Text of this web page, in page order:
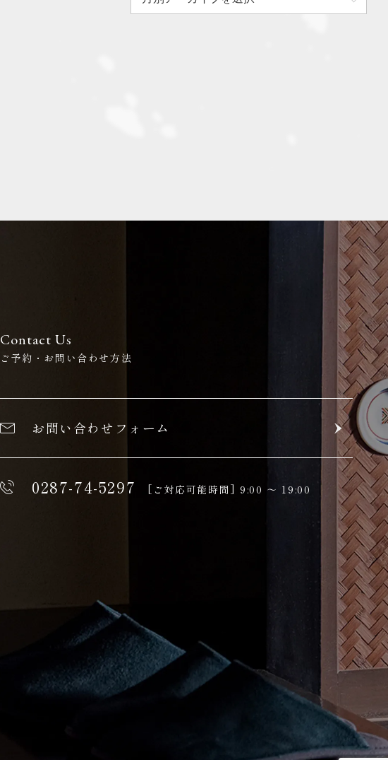
Contact Us
ご予約・お問い合わせ方法
お問い合わせフォーム
0287-74-5297 [ご対応可能時間]9:00 ～ 19:00